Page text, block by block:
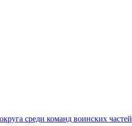
среди команд воинских частей